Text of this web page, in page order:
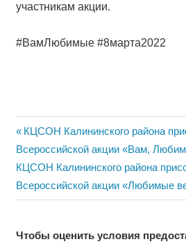
участникам акции.
#ВамЛюбимые #8марта2022
Навигация
по
записям
Previous
Post:
КЦСОН Калининского района
Всероссийской акции «Вам,
Next
Post:
КЦСОН Калининского района
Всероссийской акции «Любимые
Чтобы оценить условия